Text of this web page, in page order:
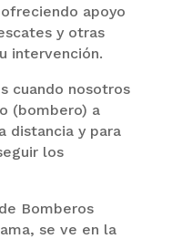
apoyo
y otras
intervención.
cuando nosotros
(bombero) a
distancia y para
los
Bomberos
se ve en la